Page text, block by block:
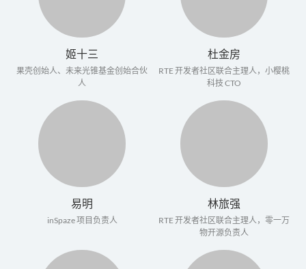
姬十三
果壳创始人、未来光锥基金创始合伙
人
杜金房
RTE 开发者社区联合主理人，小樱桃
科技 CTO
易明
inSpaze 项目负责人
林旅强
RTE 开发者社区联合主理人，零一万
物开源负责人